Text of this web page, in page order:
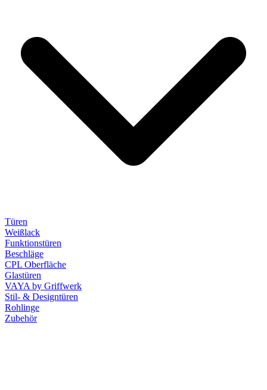
Türen
Weißlack
Funktionstüren
Beschläge
CPL Oberfläche
Glastüren
VAYA by Griffwerk
Stil- & Designtüren
Rohlinge
Zubehör